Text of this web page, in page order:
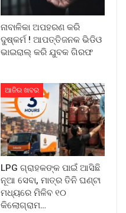
ନାବାଳିକା ଅପହରଣ କରି
ଦୁଷ୍କର୍ମ ! ଆପତ୍ତିଜନକ ଭିଡିଓ
ଭାଇରାଲ୍ କରି ଯୁବକ ଗିରଫ
ଆଜିର ଖବର
LPG ଗ୍ରାହକଙ୍କ ପାଇଁ ଆସିଛି
ନୂଆ ସେବା, ମାତ୍ର ତିନି ଘଣ୍ଟା
ମଧ୍ୟରେ ମିଳିବ ୧୦
କିଲୋଗ୍ରାମ…